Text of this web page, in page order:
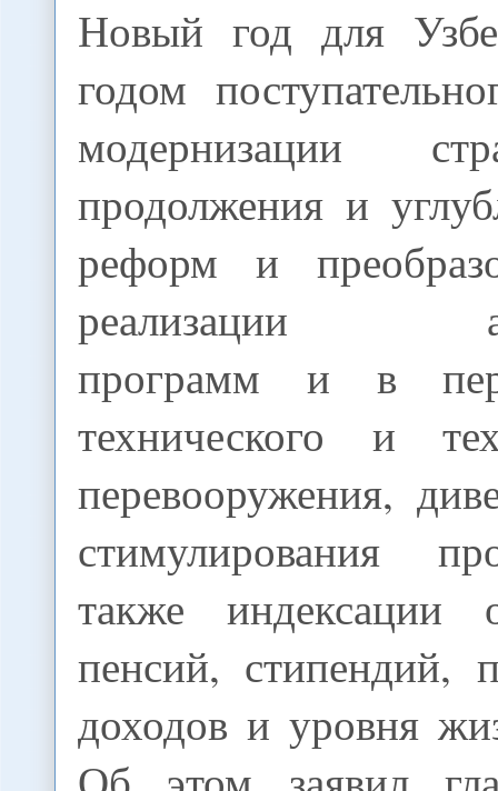
Новый год для
годом
модернизации
продолжения и
реформ и
реализации
программ и в
технического и
перевооружения,
стимулирования
также индексации
пенсий, стипендий,
доходов и уровня